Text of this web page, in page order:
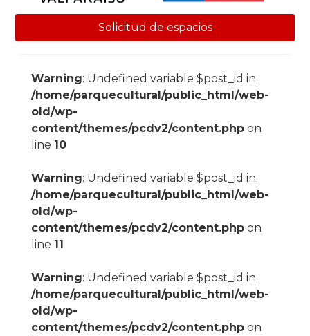
Solicitud de espacios
Warning: Undefined variable $post_id in
/home/parquecultural/public_html/web-
old/wp-
content/themes/pcdv2/content.phpon
line 10
Warning: Undefined variable $post_id in
/home/parquecultural/public_html/web-
old/wp-
content/themes/pcdv2/content.phpon
line 11
Warning: Undefined variable $post_id in
/home/parquecultural/public_html/web-
old/wp-
content/themes/pcdv2/content.phpon